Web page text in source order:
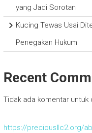
yang Jadi Sorotan
Kucing Tewas Usai
Penegakan Hukum
Recent
Tidak ada komentar untuk
https://preciousllc2.org/